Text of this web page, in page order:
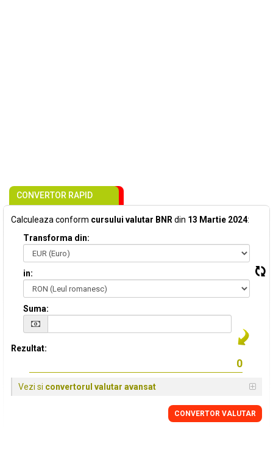
CONVERTOR RAPID
Calculeaza conform cursului valutar BNR din 13 Martie 2024:
Transforma din:
in:
Suma:
Rezultat:
Vezi si convertorul valutar avansat
CONVERTOR VALUTAR